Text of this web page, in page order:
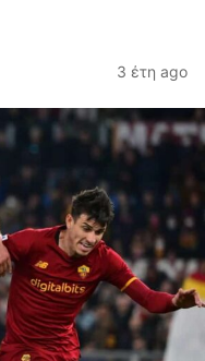
3 έτη ago